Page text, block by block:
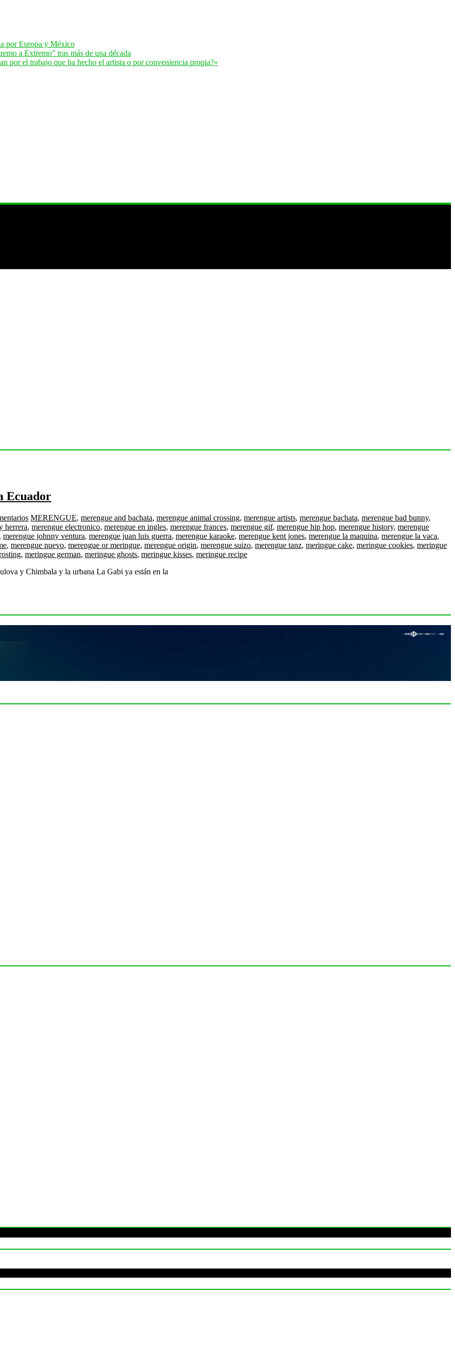
por Europa y México
a Extremo” tras más de una década
por el trabajo que ha hecho el artista o por conveniencia propia?»
Ecuador
MERENGUE, merengue and bachata, merengue animal crossing, merengue artists, merengue bachata, merengue bad bunny,
herrera, merengue electronico, merengue en ingles, merengue frances, merengue gif, merengue hip hop, merengue history, merengue
, merengue johnny ventura, merengue juan luis guerra, merengue karaoke, merengue kent jones, merengue la maquina, merengue la vaca,
, merengue nuevo, merengue or meringue, merengue origin, merengue suizo, merengue tanz, meringue cake, meringue cookies, meringue
, meringue german, meringue ghosts, meringue kisses, meringue recipe
y Chimbala y la urbana La Gabi ya están en la